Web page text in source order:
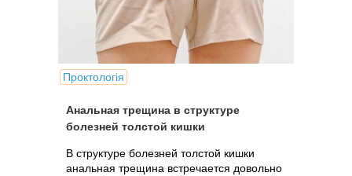
Проктологія
Анальная трещина в структуре
болезней толстой кишки
В структуре болезней толстой кишки
анальная трещина встречается довольно